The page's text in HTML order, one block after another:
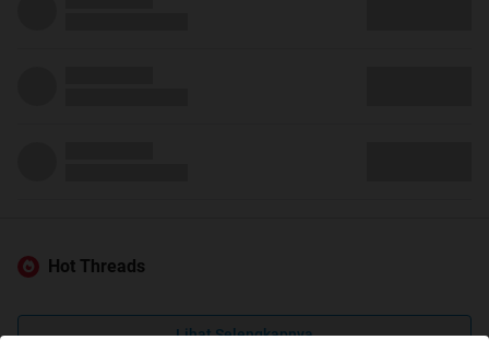
Hot Threads
Lihat Selengkapnya